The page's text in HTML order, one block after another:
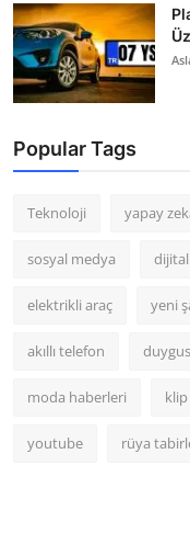
Popular Tags
Teknoloji yapay
sosyal medya
elektrikli araç yeni
akıllı telefon
moda haberleri klip
youtube rüya